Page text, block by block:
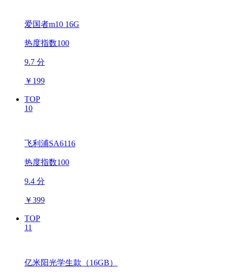
爱国者m10 16G
热度指数100
9.7 分
￥ 199
TOP
10
飞利浦SA6116
热度指数100
9.4 分
￥399
TOP
11
亿米阳光学生款（16GB）